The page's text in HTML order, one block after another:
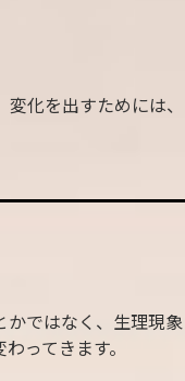
化を出すためには、
かではなく、生理現象
ってきます。